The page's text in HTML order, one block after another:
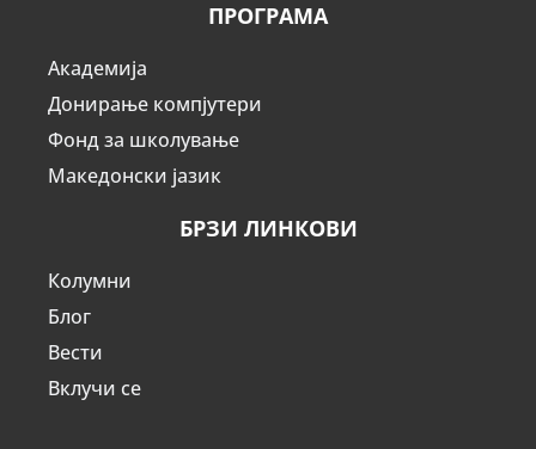
ПРОГРАМА
Академија
Донирање компјутери
Фонд за школување
Македонски јазик
БРЗИ ЛИНКОВИ
Колумни
Блог
Вести
Вклучи се